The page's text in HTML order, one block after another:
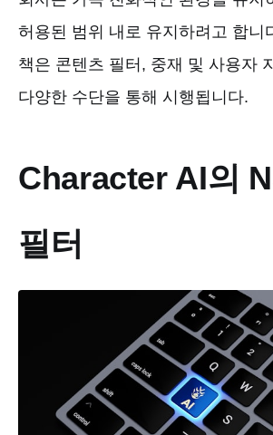
허용된 범위 내로 유지하려고 합니
책은 콘텐츠 필터, 중재 및 사용자
다양한 수단을 통해 시행됩니다.
Character AI의
필터